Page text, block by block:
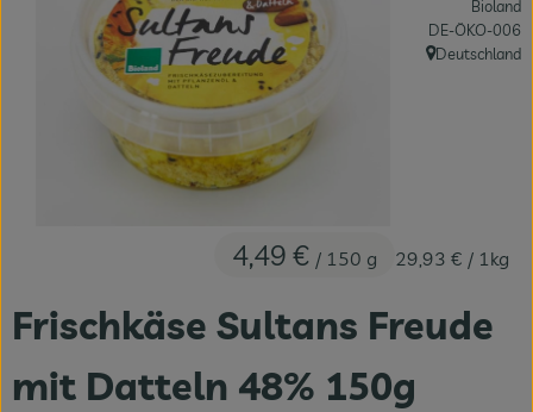
Fleisch & Fisch
Bäckerei
Süßes & Salziges
Frischkäse Sultans Freude
mit Datteln 48% 150g
4,49 € / 150 g 29,93 € / 1kg
Bioland
, Kontrollstelle:
DE-ÖKO-006
, Herkunft:
Deutschland